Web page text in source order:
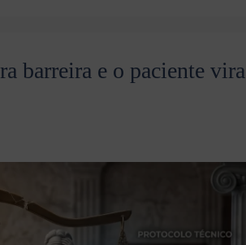
barreira e o paciente vira